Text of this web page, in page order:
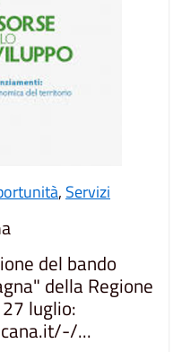
, Servizi
del bando
della Regione
luglio:
...